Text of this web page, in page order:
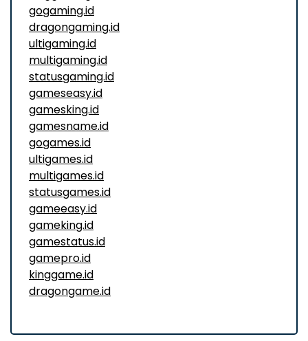
gogaming.id
dragongaming.id
ultigaming.id
multigaming.id
statusgaming.id
gameseasy.id
gamesking.id
gamesname.id
gogames.id
ultigames.id
multigames.id
statusgames.id
gameeasy.id
gameking.id
gamestatus.id
gamepro.id
kinggame.id
dragongame.id